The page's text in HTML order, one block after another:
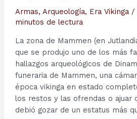
Armas, Arqueología, Era Vikinga/
minutos de lectura
La zona de Mammen (en
que se produjo uno de los más
hallazgos arqueológicos de
funeraria de Mammen, una
época vikinga en estado
los restos y las ofrendas o ajuar
debió gozar de un estatus más